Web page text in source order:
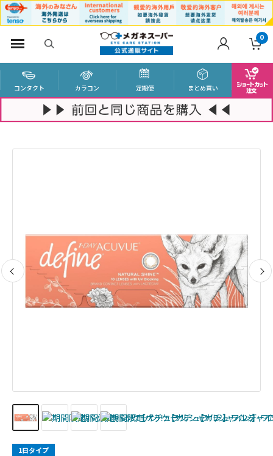
0
コンタクト カラコン 定期便 まとめ買い
1日タイプ